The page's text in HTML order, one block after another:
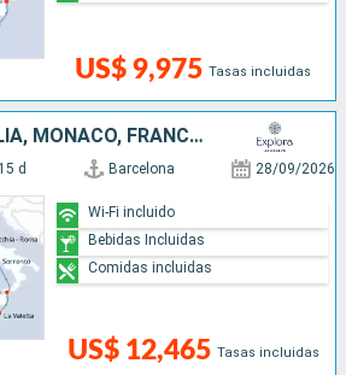
US$ 9,975 Tasas incluidas
TÚNEZ, MALTA, ITALIA, MONACO, FRANCIA, ESPAÑA
15 d Barcelona 28/09/2026
US$ 12,465 Tasas incluidas
Wi-Fi incluido
Bebidas Incluidas
Comidas incluidas